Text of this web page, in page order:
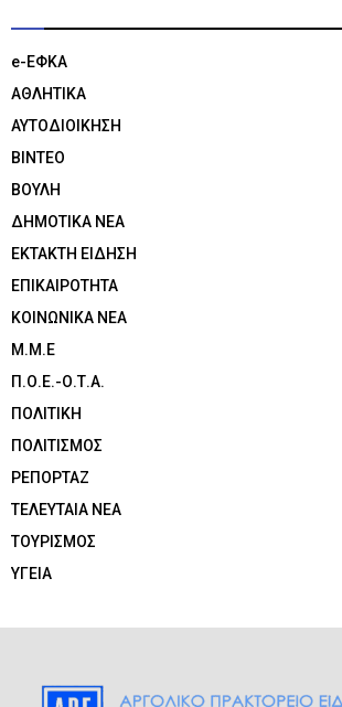
e-ΕΦΚΑ
ΑΘΛΗΤΙΚΑ
ΑΥΤΟΔΙΟΙΚΗΣΗ
ΒΙΝΤΕΟ
ΒΟΥΛΗ
ΔΗΜΟΤΙΚΑ ΝΕΑ
ΕΚΤΑΚΤΗ ΕΙΔΗΣΗ
ΕΠΙΚΑΙΡΟΤΗΤΑ
ΚΟΙΝΩΝΙΚΑ ΝΕΑ
Μ.Μ.Ε
Π.Ο.Ε.-Ο.Τ.Α.
ΠΟΛΙΤΙΚΗ
ΠΟΛΙΤΙΣΜΟΣ
ΡΕΠΟΡΤΑΖ
ΤΕΛΕΥΤΑΙΑ ΝΕΑ
ΤΟΥΡΙΣΜΟΣ
ΥΓΕΙΑ